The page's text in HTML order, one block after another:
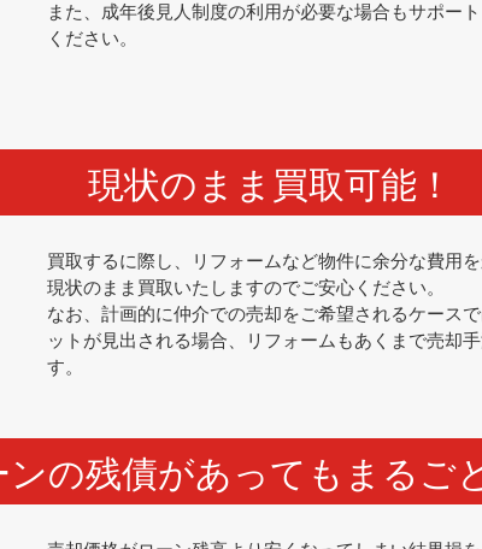
また、成年後見人制度の利用が必要な場合もサポー
ください。
現状のまま買取可能！
買取するに際し、リフォームなど物件に余分な費用
現状のまま買取いたしますのでご安心ください。
なお、計画的に仲介での売却をご希望されるケース
ットが見出される場合、リフォームもあくまで売却
す。
ンの残債があってもまるご